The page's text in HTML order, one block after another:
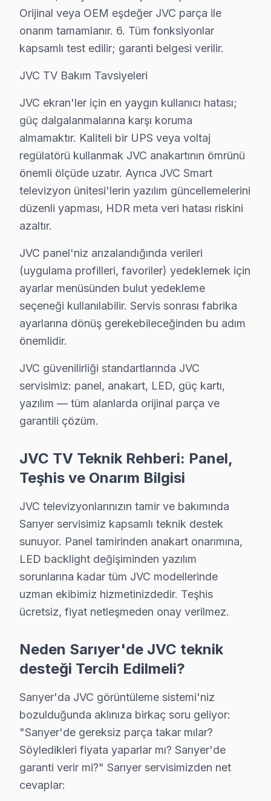
• Chip-level tamir için osiloskop, ESR ve termal
Bir şey daha:, Rumeli Hisarı, Emirgan Korusu,
Sarıyer JVC TV Montaj ve Kurulum – Uzman
Kurulum hizmetlerimiz kapsamında:
• Sarıyer'de TV duvar askısı montajı (sabit, eğimli,
• Sarıyer servisimizde gizli kablo düzeni ve kanal
• Sarıyer'de HDMI, ses sistemi ve uydu bağlantı
• Sarıyer'de Smart TV ağ yapılandırması ve kanal
• Sarıyer servisimizde ekran kalibrasyon ve görüntü
Sarıyer'da aynı gün akıllı TV kurulum randevusu için
Sarıyer JVC TV Bakım Hizmeti – Arızaları
Düzenli bakım, JVC televizyonunuzun ömrünü
TV bakım hizmetlerimiz:
• Sarıyer'de iç temizlik ve soğutma verimliliği artırımı
• LED şerit ve backlight yoğunluğu kontrolü —
• Sarıyer'de anakart SMD komponent incelemesi
• Yazılım ve güncelleme durumu değerlendirmesi —
• Sarıyer'de garanti kapsamı ve bakım raporu
Sarıyer bölgesinde JVC televizyonlarınız için yılda 1-
Sarıyer JVC Servis Hizmeti – Yerinde Tamir
Sarıyer'de aniden arızalanan JVC televizyon
• Sarıyer'de yerinde teşhis ve anlık fiyat teklifi
• Sarıyer servisimizde parça onayınız olmadan işlem
• Sarıyer'de sertifikalı teknisyen ile güvenli servis
• Sarıyer servisimizde servis belgesi ve garanti fişi
• Sarıyer'de ek arıza çıkması halinde bilgilendirme
Sarıyer'da JVC yetkili servis kalitesinde hizmet alın,
Sarıyer JVC Orijinal Yedek Parça – Kaliteden
Sarıyer'de JVC televizyonlarınız için orijinal yedek
• Sarıyer'de Panel (LCD, OLED, QLED) ve LED
• Sarıyer'de Anakart (mainboard) ve güç kartı
• Sarıyer'de T-Con kartı ve inverter kart değişimi
• Sarıyer'de uzaktan kumanda alıcısı ve HDMI port
• Sarıyer'de tüm parçalarda 2 yıl garanti
Orijinal veya OEM eşdeğer JVC parça ile
onarım tamamlanır. 6. Tüm fonksiyonlar
kapsamlı test edilir; garanti belgesi verilir.
JVC TV Bakım Tavsiyeleri
JVC ekran'ler için en yaygın kullanıcı hatası;
güç dalgalanmalarına karşı koruma
almamaktır. Kaliteli bir UPS veya voltaj
regülatörü kullanmak JVC anakartının ömrünü
önemli ölçüde uzatır. Ayrıca JVC Smart
televizyon ünitesi'lerin yazılım güncellemelerini
düzenli yapması, HDR meta veri hatası riskini
azaltır.
JVC panel'niz arızalandığında verileri
(uygulama profilleri, favoriler) yedeklemek için
ayarlar menüsünden bulut yedekleme
seçeneği kullanılabilir. Servis sonrası fabrika
ayarlarına dönüş gerekebileceğinden bu adım
önemlidir.
JVC güvenilirliği standartlarında JVC
servisimiz: panel, anakart, LED, güç kartı,
yazılım — tüm alanlarda orijinal parça ve
garantili çözüm.
JVC TV Teknik Rehberi: Panel,
Teşhis ve Onarım Bilgisi
JVC televizyonlarınızın tamir ve bakımında
Sarıyer servisimiz kapsamlı teknik destek
sunuyor. Panel tamirinden anakart onarımına,
LED backlight değişiminden yazılım
sorunlarına kadar tüm JVC modellerinde
uzman ekibimiz hizmetinizdedir. Teşhis
ücretsiz, fiyat netleşmeden onay verilmez.
Neden Sarıyer'de JVC teknik
desteği Tercih Edilmeli?
Sarıyer'da JVC görüntüleme sistemi'niz
bozulduğunda aklınıza birkaç soru geliyor:
"Sarıyer'de gereksiz parça takar mılar?
Söyledikleri fiyata yaparlar mı? Sarıyer'de
garanti verir mi?" Sarıyer servisimizden net
cevaplar: